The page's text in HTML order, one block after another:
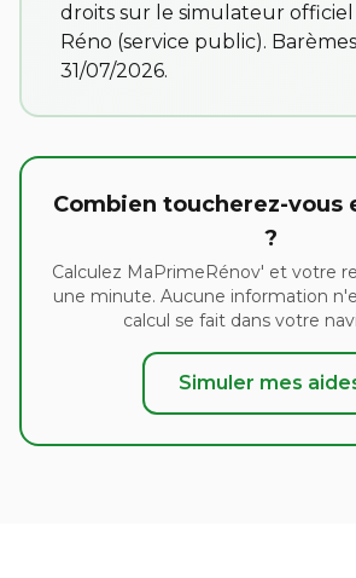
droits sur le simulateur officiel
Réno (service public).
31/07/2026.
Combien toucherez-vous
?
Calculez MaPrimeRénov' et votre
une minute. Aucune information
calcul se fait dans votre
Simuler mes